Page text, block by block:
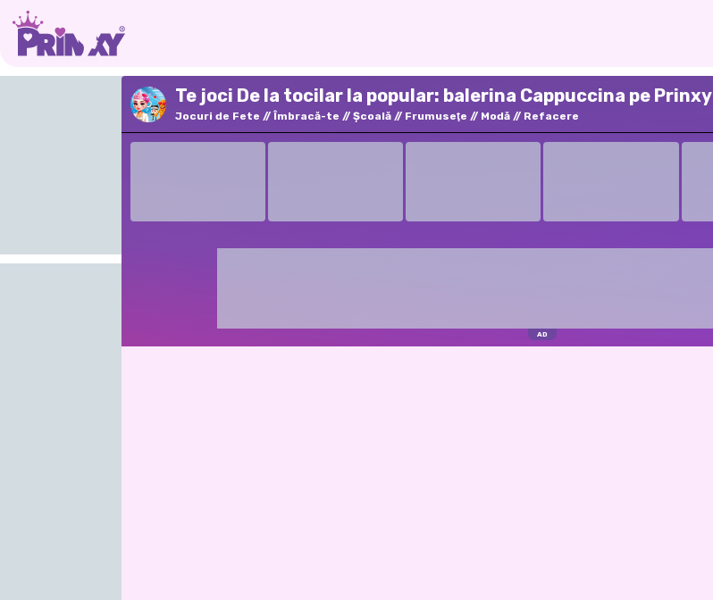
Te joci De la tocilar la popular: balerina Cappuccina pe Prinxy
Jocuri de Fete Îmbracă-te Şcoală Frumuseţe Modă Refacere